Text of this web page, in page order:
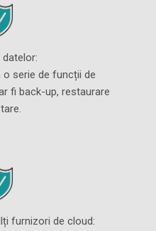
serie de funcții de
fi back-up, restaurare
furnizori de cloud: